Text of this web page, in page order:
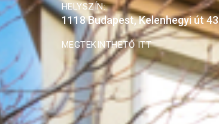
HELYSZÍN:
1118 Budapest, Kelenhegyi út 43
MEGTEKINTHETŐ ITT